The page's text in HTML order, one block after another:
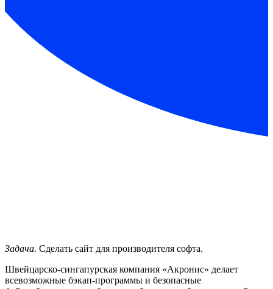
Задача. Сделать сайт для производителя софта.
Швейцарско-сингапурская компания «Акронис» делает
всевозможные бэкап-программы и безопасные